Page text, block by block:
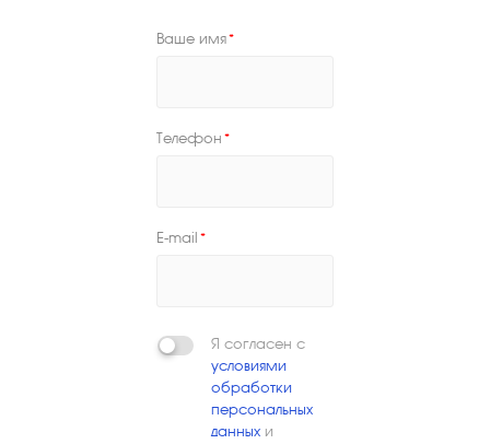
Ваше имя*
Телефон *
E-mail *
Я согласен с
условиями
обработки
персональных
данных и